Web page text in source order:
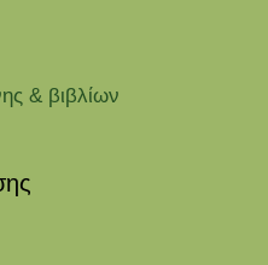
& βιβλίων